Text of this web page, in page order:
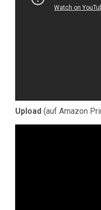
Upload (auf Amazon